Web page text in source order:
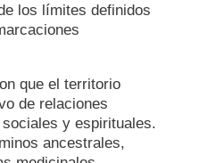
los límites definidos
que el territorio
de relaciones
y espirituales.
ancestrales,